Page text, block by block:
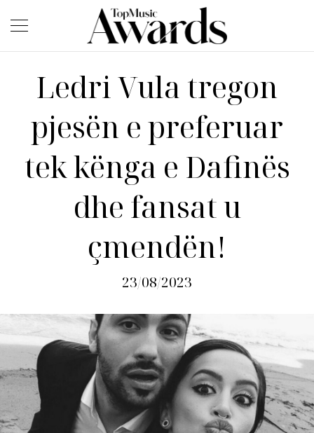
Ledri Vula tregon
pjesën e preferuar
tek kënga e Dafinës
dhe fansat u
çmendën!
23/08/2023